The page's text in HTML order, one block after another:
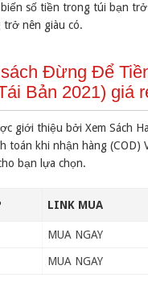
số tiền trong túi bạn
trở nên giàu có.
Đừng Để
Bản 2021) giá
giới thiệu bởi Xem Sách
toán khi nhận hàng (COD)
bạn lựa chọn.
LINK MUA
MUA NGAY
MUA NGAY